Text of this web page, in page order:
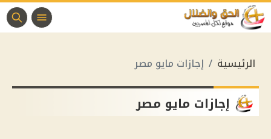
الرئيسية إجازات مايو مصر
إجازات مايو مصر